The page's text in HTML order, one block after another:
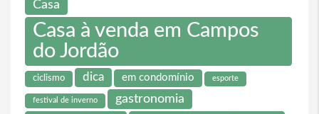
Casa
Casa à venda em Campos
do Jordão
ciclismo dica em condomínio esporte
festival de inverno gastronomia